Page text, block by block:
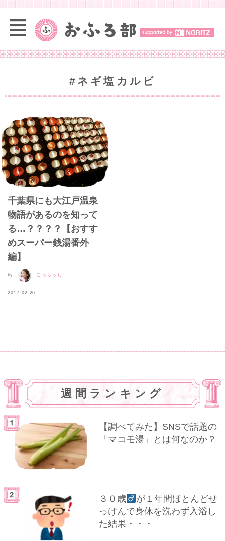
#ネギ塩カルビ
千葉県にも大江戸温泉
物語があるのを知って
る…？？？？【おすす
めスーパー銭湯番外
編】
by こっちっち
2017-02-26
週間ランキング
【調べてみた】SNSで話題の
「マコモ湯」とは何なのか？
３０歳
が１年間ほとんどせ
っけんで身体を洗わず入浴し
た結果・・・